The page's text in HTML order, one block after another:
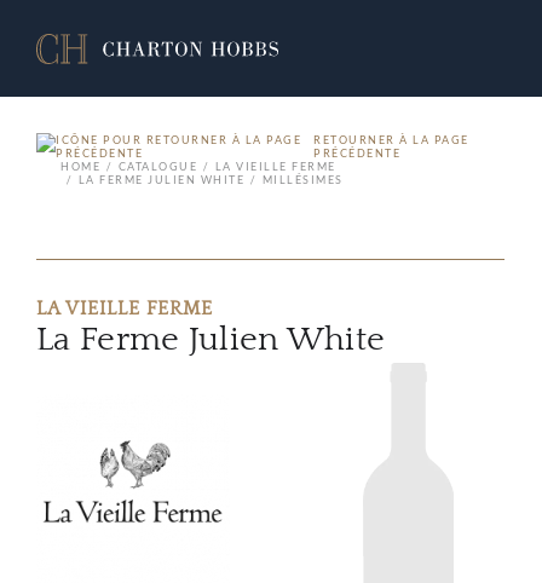
RETOURNER À LA PAGE
PRÉCÉDENTE
HOME
CATALOGUE
LA VIEILLE FERME
LA FERME JULIEN WHITE
MILLÉSIMES
LA VIEILLE FERME
La Ferme Julien White